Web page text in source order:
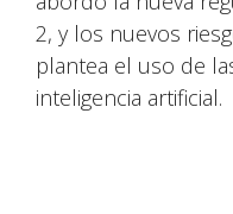
2, y los nuevos
plantea el uso de
inteligencia artificial.